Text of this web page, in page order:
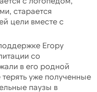
старается
цели вместе с
Егору
со
в его родной
уже полученные
паузы в